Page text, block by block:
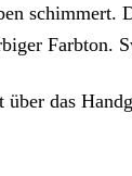
schimmert.
Farbton.
das